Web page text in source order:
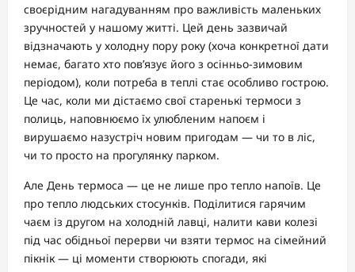
своєрідним нагадуванням про важливість маленьких
зручностей у нашому житті. Цей день зазвичай
відзначають у холодну пору року (хоча конкретної дати
немає, багато хто пов’язує його з осінньо-зимовим
періодом), коли потреба в теплі стає особливо гострою.
Це час, коли ми дістаємо свої старенькі термоси з
полиць, наповнюємо їх улюбленим напоєм і
вирушаємо назустріч новим пригодам — чи то в ліс,
чи то просто на прогулянку парком.
Але День термоса — це не лише про тепло напоїв. Це
про тепло людських стосунків. Поділитися гарячим
чаєм із другом на холодній лавці, налити кави колезі
під час обідньої перерви чи взяти термос на сімейний
пікнік — ці моменти створюють спогади, які